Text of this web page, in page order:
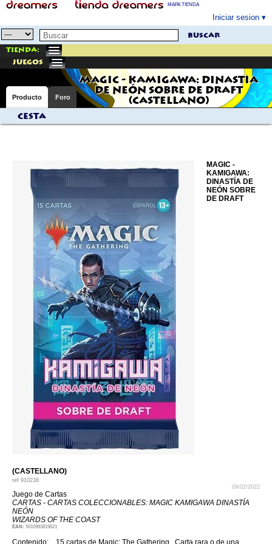
MAPA TIENDA
Iniciar sesion
buscar
Tienda:
juegos
MAGIC - KAMIGAWA: DINASTÍA
DE NEÓN SOBRE DE DRAFT
(CASTELLANO)
Producto Foro
Cesta
MAGIC -
KAMIGAWA:
DINASTÍA DE
NEÓN SOBRE
DE DRAFT
(CASTELLANO)
ref 910238
09/02/2022
Juego de Cartas
CARTAS - CARTAS COLECCIONABLES: MAGIC KAMIGAWA DINASTÍA
NEÓN
WIZARDS OF THE COAST
EAN: 5010993819621